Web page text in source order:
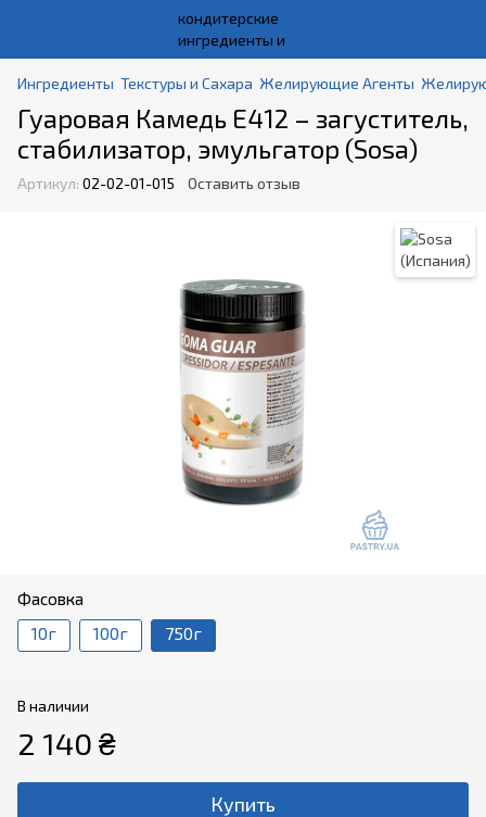
Ингредиенты Текстуры и Сахара Желирующие Агенты
Гуаровая Камедь E412 – загуститель,
стабилизатор, эмульгатор (Sosa)
Артикул: 02-02-01-015 Оставить отзыв
Фасовка
10г 100г 750г
В наличии
2 140 ₴
Купить